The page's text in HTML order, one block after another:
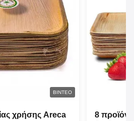
ΒΊΝΤΕΟ
χρήσης Areca
8 προϊόν